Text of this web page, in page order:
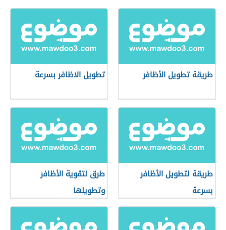
طريقة تطويل الأظافر تطويل الاظافر بسرعة
طريقة لتطويل الأظافر
بسرعة
طرق لتقوية الأظافر
وتطويلها